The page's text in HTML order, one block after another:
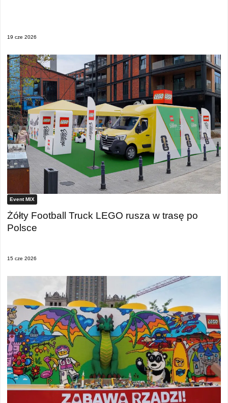
19 cze 2026
Event MIX
Żółty Football Truck LEGO rusza w trasę po
Polsce
15 cze 2026